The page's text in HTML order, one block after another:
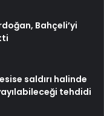
Bahçeli’yi
saldırı halinde
tehdidi